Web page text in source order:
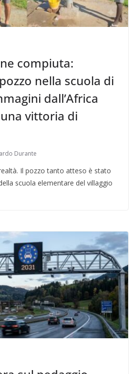
compiuta:
nella scuola di
dall’Africa
vittoria di
Durante
Il pozzo tanto atteso è stato
scuola elementare del villaggio